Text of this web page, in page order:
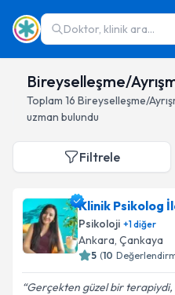
Doktor, klinik ara...
Bireyselleşme/
Toplam 16 Bireyselleşme/
uzman bulundu
Filtrele
Klinik Psikolog
Psikoloji +1diğer
Ankara, Çankaya
5 (10
Gerçekten güzel bir terapiydi,